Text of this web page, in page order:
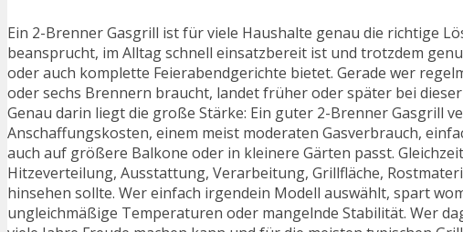
Ein 2-Brenner Gasgrill ist für viele Haushalte genau die richtige
beansprucht, im Alltag schnell einsatzbereit ist und trotzdem
oder auch komplette Feierabendgerichte bietet. Gerade wer
oder sechs Brennern braucht, landet früher oder später bei
Genau darin liegt die große Stärke: Ein guter 2-Brenner Gasgrill
Anschaffungskosten, einem meist moderaten Gasverbrauch,
auch auf größere Balkone oder in kleinere Gärten passt.
Hitzeverteilung, Ausstattung, Verarbeitung, Grillfläche,
hinsehen sollte. Wer einfach irgendein Modell auswählt, spart
ungleichmäßige Temperaturen oder mangelnde Stabilität. Wer